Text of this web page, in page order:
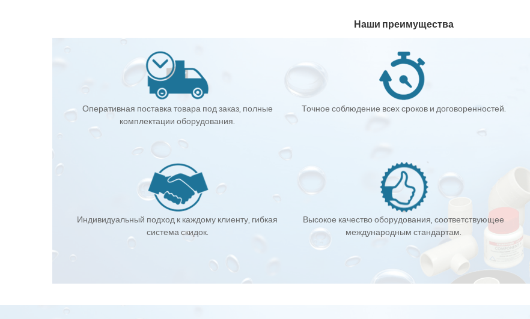
Наши преимущества
Оперативная поставка товара под заказ, полные
комплектации оборудования.
Точное соблюдение всех сроков и договоренностей.
Индивидуальный подход к каждому клиенту, гибкая
система скидок.
Высокое качество оборудования, соответствующее
международным стандартам.